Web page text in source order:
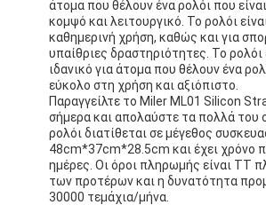
άτομα που θέλουν ένα ρολόι που
κομψό και λειτουργικό. Το ρολόι
καθημερινή χρήση, καθώς και για
υπαίθριες δραστηριότητες. Το ρολόι
ιδανικό για άτομα που θέλουν ένα
εύκολο στη χρήση και αξιόπιστο.
Παραγγείλτε το Miler ML01 Silicon
σήμερα και απολαύστε τα πολλά του
ρολόι διατίθεται σε μέγεθος
48cm*37cm*28.5cm και έχει χρόνο
ημέρες. Οι όροι πληρωμής είναι TT
των προτέρων και η δυνατότητα
30000 τεμάχια/μήνα.